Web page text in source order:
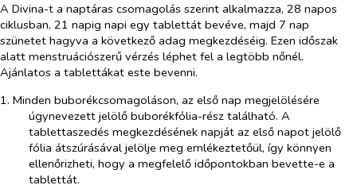
A Divina-t a naptáras csomagolás szerint alkalmazza, 28 napos
ciklusban, 21 napig napi egy tablettát bevéve, majd 7 nap
szünetet hagyva a következő adag megkezdéséig. Ezen időszak
alatt menstruációszerű vérzés léphet fel a legtöbb nőnél.
Ajánlatos a tablettákat este bevenni.
1. Minden buborékcsomagoláson, az első nap megjelölésére
úgynevezett jelölő buborékfólia-rész található. A
tablettaszedés megkezdésének napját az első napot jelölő
fólia átszúrásával jelölje meg emlékeztetőül, így könnyen
ellenőrizheti, hogy a megfelelő időpontokban bevette-e a
tablettát.